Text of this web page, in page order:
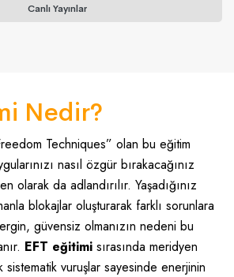
Canlı Yayınlar
Nedir?
Techniques” olan bu eğitim
nasıl özgür bırakacağınız
olarak da adlandırılır. Yaşadığınız
blokajlar oluşturarak farklı sorunlara
güvensiz olmanızın nedeni bu
EFT eğitimi sırasında meridyen
sistematik vuruşlar sayesinde enerjinin